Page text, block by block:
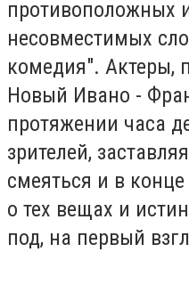
противоположных
несовместимых
комедия". Актеры,
Новый Ивано -
протяжении часа
зрителей,
смеяться и в
о тех вещах и
под, на первый